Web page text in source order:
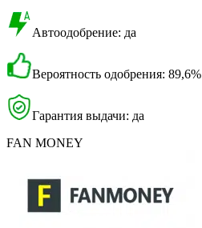
Автоодобрение: да
Вероятность одобрения: 89,6%
Гарантия выдачи: да
FAN MONEY